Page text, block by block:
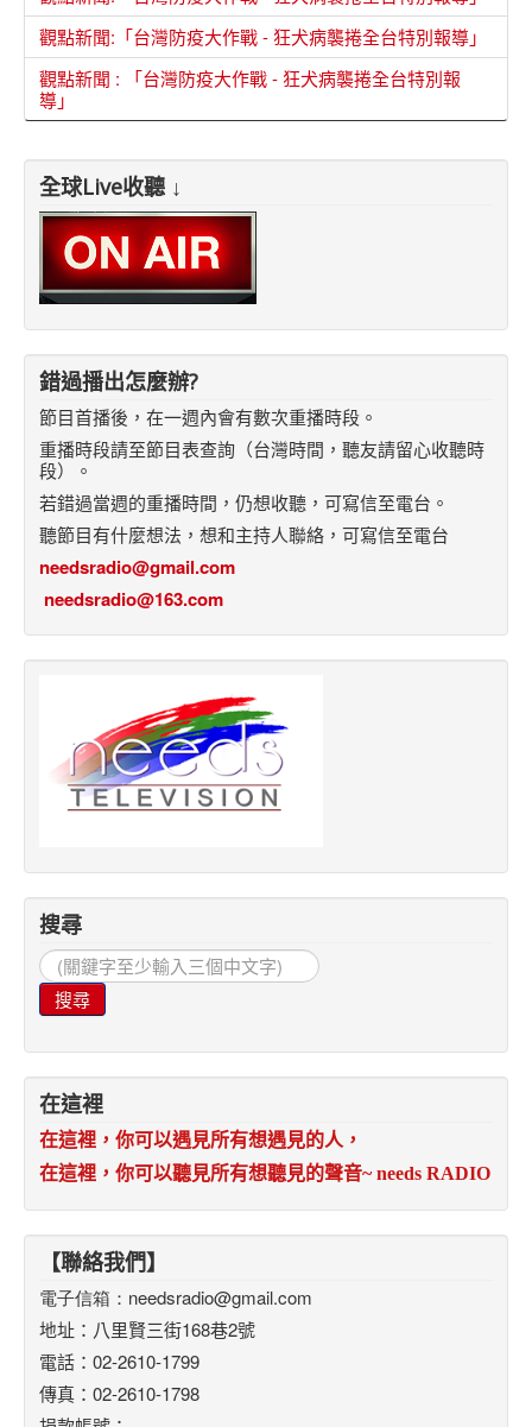
觀點新聞:「台灣防疫大作戰 - 狂犬病襲捲全台特別報導」
觀點新聞 : 「台灣防疫大作戰 - 狂犬病襲捲全台特別報
導」
全球Live收聽 ↓
錯過播出怎麼辦?
節目首播後，在一週內會有數次重播時段。
重播時段請至節目表查詢（台灣時間，聽友請留心收聽時
段）。
若錯過當週的重播時間，仍想收聽，可寫信至電台。
聽節目有什麼想法，想和主持人聯絡，可寫信至電台
needsradio@gmail.com
needsradio@163.com
搜尋
搜
尋...
搜尋
在這裡
在這裡，你可以遇見所有想遇見的人，
在這裡，你可以聽見所有想聽見的聲音~ needs RADIO
【聯絡我們】
電子信箱： needsradio@gmail.com
地址：八里賢三街168巷2號
電話：02-2610-1799
傳真：02-2610-1798